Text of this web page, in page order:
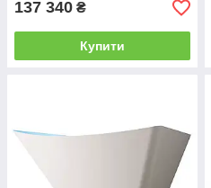
137 340 ₴
Купити